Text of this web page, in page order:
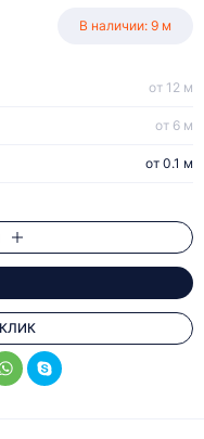
В наличии: 9 м
от 0.1 м
от 6 м
от 12 м